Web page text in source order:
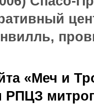
«Меч и
РПЦЗ